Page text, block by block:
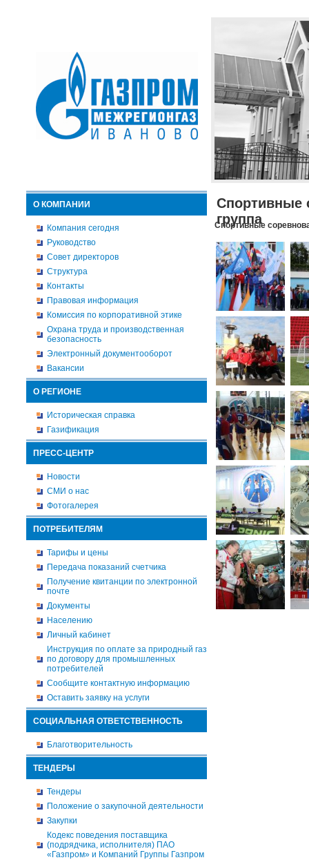
О КОМПАНИИ
Компания сегодня
Руководство
Совет директоров
Структура
Контакты
Правовая информация
Комиссия по корпоративной этике
Охрана труда и производственная
безопасность
Электронный документооборот
Вакансии
О РЕГИОНЕ
Историческая справка
Газификация
ПРЕСС-ЦЕНТР
Новости
СМИ о нас
Фотогалерея
ПОТРЕБИТЕЛЯМ
Тарифы и цены
Передача показаний счетчика
Получение квитанции по электронной
почте
Документы
Населению
Личный кабинет
Инструкция по оплате за природный газ
по договору для промышленных
потребителей
Сообщите контактную информацию
Оставить заявку на услуги
СОЦИАЛЬНАЯ ОТВЕТСТВЕННОСТЬ
Благотворительность
ТЕНДЕРЫ
Тендеры
Положение о закупочной деятельности
Закупки
Кодекс поведения поставщика
(подрядчика, исполнителя) ПАО
«Газпром» и Компаний Группы Газпром
Спортивные
группа
Спортивные